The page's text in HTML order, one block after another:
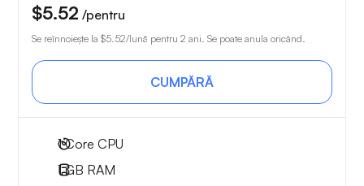
$5.52 /pentru
Se reînnoiește la $5.52/lună pentru 2 ani. Se poate anula oricând.
CUMPĂRĂ
1Core CPU
1 GB RAM